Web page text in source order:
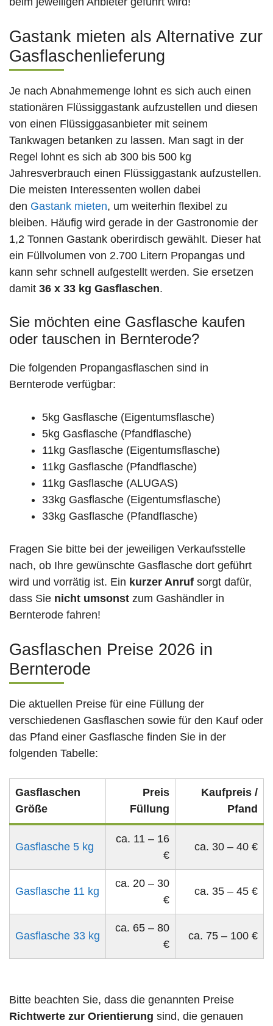
Gastank mieten als Alternative zur
Gasflaschenlieferung
Je nach Abnahmemenge lohnt es sich auch einen
stationären Flüssiggastank aufzustellen und diesen
von einen Flüssiggasanbieter mit seinem
Tankwagen betanken zu lassen. Man sagt in der
Regel lohnt es sich ab 300 bis 500 kg
Jahresverbrauch einen Flüssiggastank aufzustellen.
Die meisten Interessenten wollen dabei
den Gastank mieten, um weiterhin flexibel zu
bleiben. Häufig wird gerade in der Gastronomie der
1,2 Tonnen Gastank oberirdisch gewählt. Dieser hat
ein Füllvolumen von 2.700 Litern Propangas und
kann sehr schnell aufgestellt werden. Sie ersetzen
damit 36 x 33 kg Gasflaschen.
Sie möchten eine Gasflasche kaufen
oder tauschen in Bernterode?
Die folgenden Propangasflaschen sind in
Bernterode verfügbar:
5kg Gasflasche (Eigentumsflasche)
5kg Gasflasche (Pfandflasche)
11kg Gasflasche (Eigentumsflasche)
11kg Gasflasche (Pfandflasche)
11kg Gasflasche (ALUGAS)
33kg Gasflasche (Eigentumsflasche)
33kg Gasflasche (Pfandflasche)
Fragen Sie bitte bei der jeweiligen Verkaufsstelle
nach, ob Ihre gewünschte Gasflasche dort geführt
wird und vorrätig ist. Ein kurzer Anruf sorgt dafür,
dass Sie nicht umsonst zum Gashändler in
Bernterode fahren!
Gasflaschen Preise 2026 in
Bernterode
Die aktuellen Preise für eine Füllung der
verschiedenen Gasflaschen sowie für den Kauf oder
das Pfand einer Gasflasche finden Sie in der
folgenden Tabelle:
Gasflaschen
Größe
Preis
Füllung
Kaufpreis /
Pfand
Gasflasche 5 kg
ca. 11 – 16
€
ca. 30 – 40 €
Gasflasche 11 kg
ca. 20 – 30
€
ca. 35 – 45 €
Gasflasche 33 kg
ca. 65 – 80
€
ca. 75 – 100 €
Bitte beachten Sie, dass die genannten Preise
Richtwerte zur Orientierung sind, die genauen